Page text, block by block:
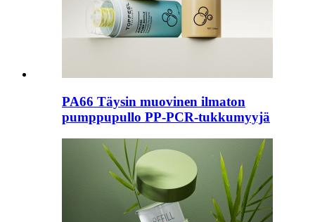
PA66 Täysin muovinen ilmaton
pumppupullo PP-PCR-tukkumyyjä